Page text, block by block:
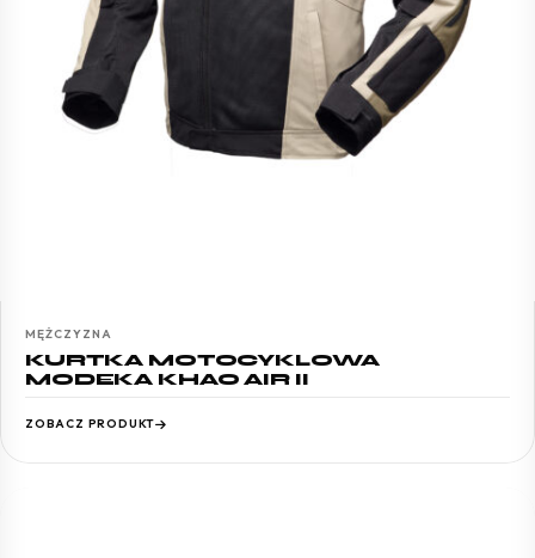
MĘŻCZYZNA
KURTKA MOTOCYKLOWA
MODEKA KHAO AIR II
ZOBACZ PRODUKT